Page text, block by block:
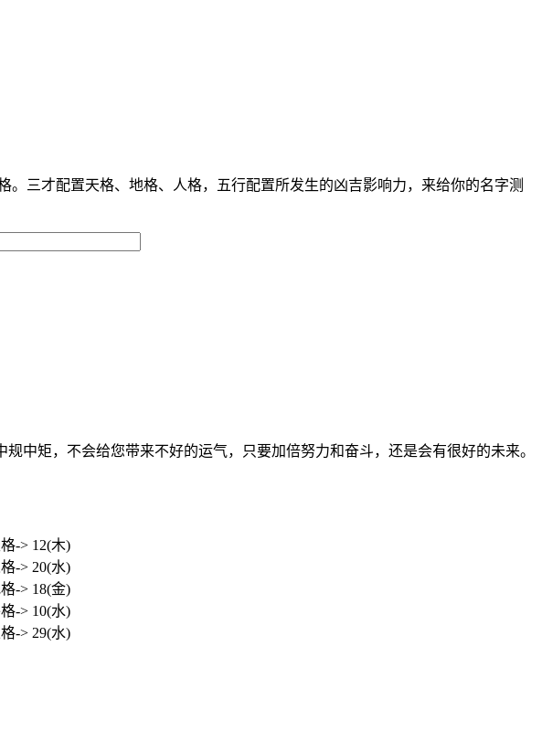
三才配置天格、地格、人格，五行配置所发生的凶吉影响力，来给你的名字测
规中矩，不会给您带来不好的运气，只要加倍努力和奋斗，还是会有很好的未来。
-> 12(木)
-> 20(水)
-> 18(金)
-> 10(水)
-> 29(水)